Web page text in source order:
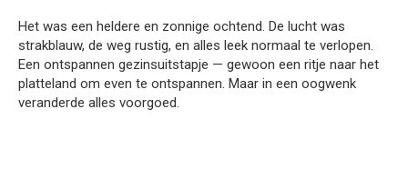
Het was een heldere en zonnige ochtend. De lucht was
strakblauw, de weg rustig, en alles leek normaal te verlopen.
Een ontspannen gezinsuitstapje — gewoon een ritje naar het
platteland om even te ontspannen. Maar in een oogwenk
veranderde alles voorgoed.